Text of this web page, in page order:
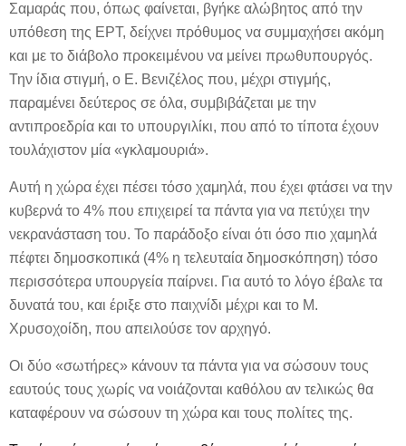
Σαμαράς που, όπως φαίνεται, βγήκε αλώβητος από την
υπόθεση της ΕΡΤ, δείχνει πρόθυμος να συμμαχήσει ακόμη
και με το διάβολο προκειμένου να μείνει πρωθυπουργός.
Την ίδια στιγμή, ο Ε. Βενιζέλος που, μέχρι στιγμής,
παραμένει δεύτερος σε όλα, συμβιβάζεται με την
αντιπροεδρία και το υπουργιλίκι, που από το τίποτα έχουν
τουλάχιστον μία «γκλαμουριά».
Αυτή η χώρα έχει πέσει τόσο χαμηλά, που έχει φτάσει να την
κυβερνά το 4% που επιχειρεί τα πάντα για να πετύχει την
νεκρανάσταση του. Το παράδοξο είναι ότι όσο πιο χαμηλά
πέφτει δημοσκοπικά (4% η τελευταία δημοσκόπηση) τόσο
περισσότερα υπουργεία παίρνει. Για αυτό το λόγο έβαλε τα
δυνατά του, και έριξε στο παιχνίδι μέχρι και το Μ.
Χρυσοχοίδη, που απειλούσε τον αρχηγό.
Οι δύο «σωτήρες» κάνουν τα πάντα για να σώσουν τους
εαυτούς τους χωρίς να νοιάζονται καθόλου αν τελικώς θα
καταφέρουν να σώσουν τη χώρα και τους πολίτες της.